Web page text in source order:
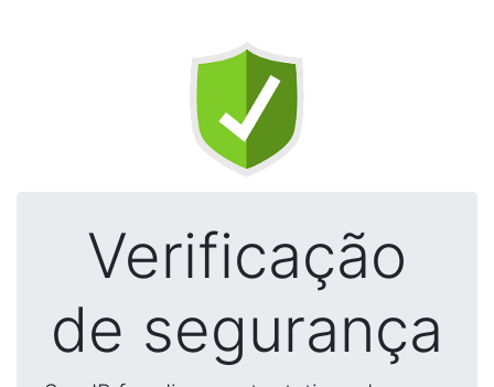
Verificação
de segurança